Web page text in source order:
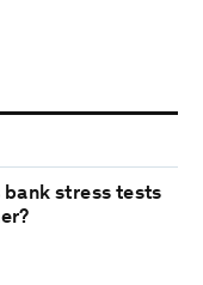
bank stress tests